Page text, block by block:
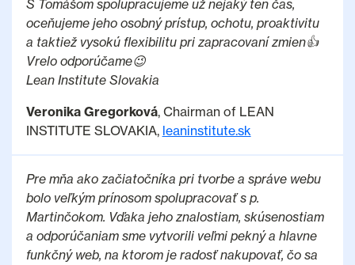
S Tomášom spolupracujeme už nejaký ten čas,
oceňujeme jeho osobný prístup, ochotu, proaktivitu
a taktiež vysokú flexibilitu pri zapracovaní zmien👍
Vrelo odporúčame😉
Lean Institute Slovakia
Veronika Gregorková, Chairman of LEAN
INSTITUTE SLOVAKIA, leaninstitute.sk
Pre mňa ako začiatočníka pri tvorbe a správe webu
bolo veľkým prínosom spolupracovať s p.
Martinčokom. Vďaka jeho znalostiam, skúsenostiam
a odporúčaniam sme vytvorili veľmi pekný a hlavne
funkčný web, na ktorom je radosť nakupovať, čo sa